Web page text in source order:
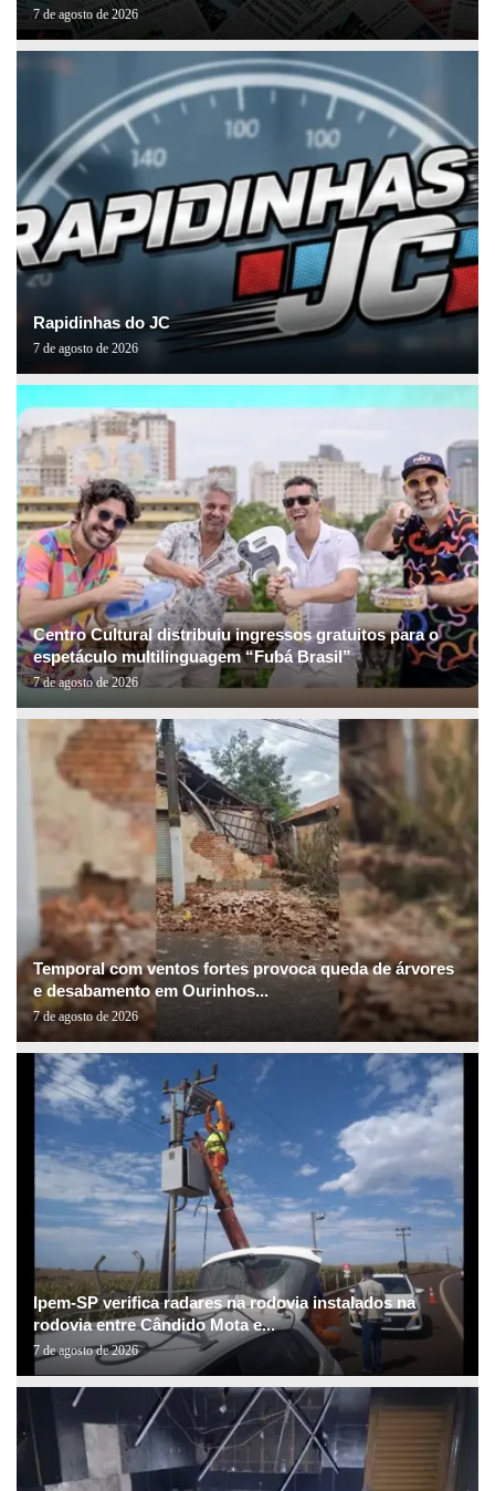
7 de agosto de 2026
Rapidinhas do JC
7 de agosto de 2026
Centro Cultural distribuiu ingressos gratuitos para o
espetáculo multilinguagem “Fubá Brasil”
7 de agosto de 2026
Temporal com ventos fortes provoca queda de árvores
e desabamento em Ourinhos...
7 de agosto de 2026
Ipem-SP verifica radares na rodovia instalados na
rodovia entre Cândido Mota e...
7 de agosto de 2026